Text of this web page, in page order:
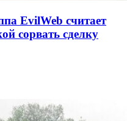
EvilWeb считает
сорвать сделку